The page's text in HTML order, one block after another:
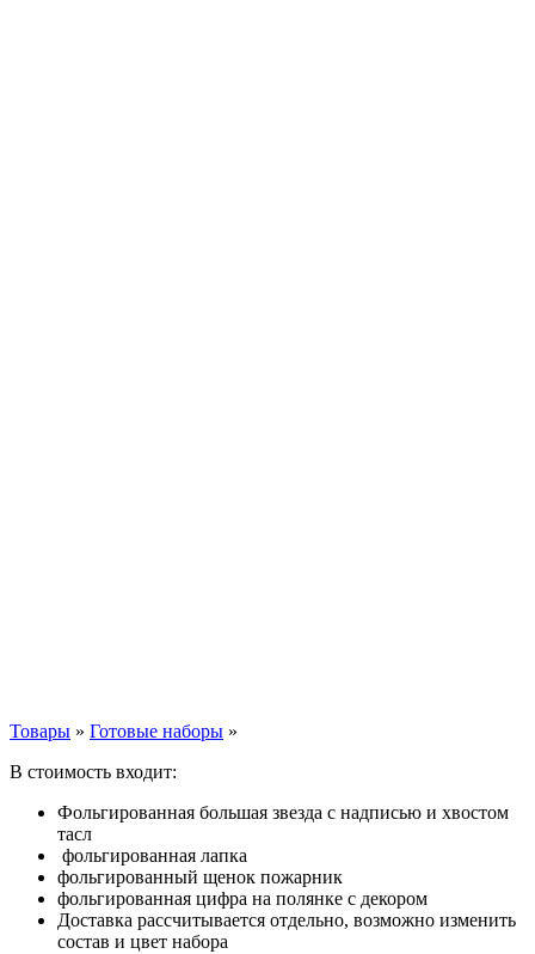
Товары » Готовые наборы »
В стоимость входит:
Фольгированная большая звезда с надписью и хвостом
тасл
фольгированная лапка
фольгированный щенок пожарник
фольгированная цифра на полянке с декором
Доставка рассчитывается отдельно, возможно изменить
состав и цвет набора